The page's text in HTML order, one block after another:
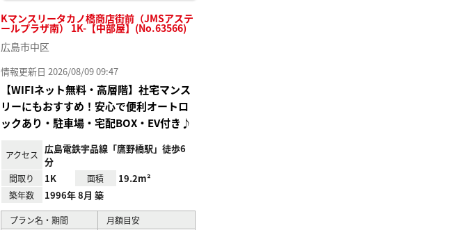
Kマンスリータカノ橋商店街前（JMSアステ
ールプラザ南） 1K-【中部屋】(No.63566)
広島市中区
情報更新日 2026/08/09 09:47
【WIFIネット無料・高層階】社宅マンス
リーにもおすすめ！安心で便利オートロ
ックあり・駐車場・宅配BOX・EV付き♪
アクセス
広島電鉄宇品線「鷹野橋駅」徒歩6
分
間取り 1K 面積 19.2m²
築年数 1996年 8月 築
プラン名・期間 月額目安